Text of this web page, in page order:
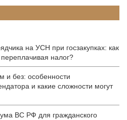
на УСН при госзакупках: как
переплачивая налог?
и без: особенности
и какие сложности могут
ВС РФ для гражданского